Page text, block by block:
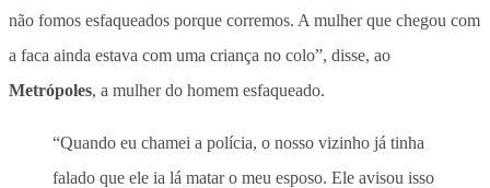
não fomos esfaqueados porque corremos. A mulher que chegou com
a faca ainda estava com uma criança no colo”, disse, ao
Metrópoles, a mulher do homem esfaqueado.
“Quando eu chamei a polícia, o nosso vizinho já tinha
falado que ele ia lá matar o meu esposo. Ele avisou isso